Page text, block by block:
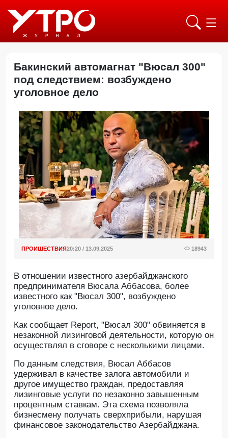
Бакинский автомагнат "Вюсал 300"
под следствием: возбуждено
уголовное дело
ПРОИШЕСТВИЯ20:20 / 13.09.2025 18943
В отношении известного азербайджанского
предпринимателя Вюсала Аббасова, более
известного как "Вюсал 300", возбуждено
уголовное дело.
Как сообщает Report, "Вюсал 300" обвиняется в
незаконной лизинговой деятельности, которую он
осуществлял в сговоре с несколькими лицами.
По данным следствия, Вюсал Аббасов
удерживал в качестве залога автомобили и
другое имущество граждан, предоставляя
лизинговые услуги по незаконно завышенным
процентным ставкам. Эта схема позволяла
бизнесмену получать сверхприбыли, нарушая
финансовое законодательство Азербайджана.